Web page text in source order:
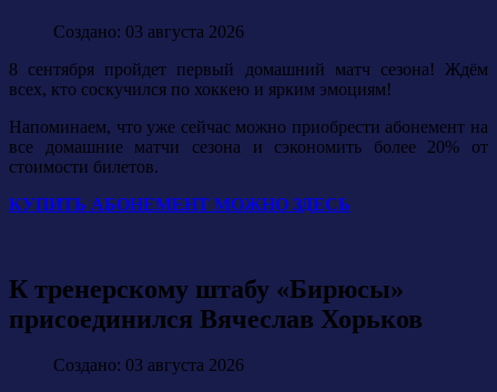
Создано: 03 августа 2026
8 сентября пройдет первый домашний матч сезона! Ждём
всех, кто соскучился по хоккею и ярким эмоциям!
Напоминаем, что уже сейчас можно приобрести абонемент на
все домашние матчи сезона и сэкономить более 20% от
стоимости билетов.
КУПИТЬ АБОНЕМЕНТ МОЖНО ЗДЕСЬ
К тренерскому штабу «Бирюсы»
присоединился Вячеслав Хорьков
Создано: 03 августа 2026